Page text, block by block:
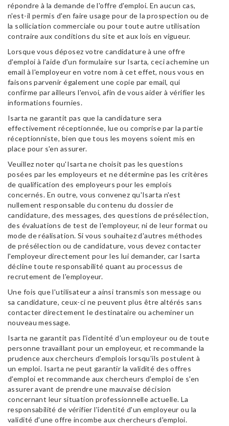
répondre à la demande de l'offre d'emploi. En aucun cas,
n'est-il permis d'en faire usage pour de la prospection ou de
la solliciation commerciale ou pour toute autre utilisation
contraire aux conditions du site et aux lois en vigueur.
Lorsque vous déposez votre candidature à une offre
d'emploi à l'aide d'un formulaire sur Isarta, ceci achemine un
email à l'employeur en votre nom à cet effet, nous vous en
faisons parvenir également une copie par email, qui
confirme par ailleurs l'envoi, afin de vous aider à vérifier les
informations fournies.
Isarta ne garantit pas que la candidature sera
effectivement réceptionnée, lue ou comprise par la partie
réceptionniste, bien que tous les moyens soient mis en
place pour s'en assurer.
Veuillez noter qu'Isarta ne choisit pas les questions
posées par les employeurs et ne détermine pas les critères
de qualification des employeurs pour les emplois
concernés. En outre, vous convenez qu'Isarta n'est
nullement responsable du contenu du dossier de
candidature, des messages, des questions de présélection,
des évaluations de test de l'employeur, ni de leur format ou
mode de réalisation. Si vous souhaitez d'autres méthodes
de présélection ou de candidature, vous devez contacter
l'employeur directement pour les lui demander, car Isarta
décline toute responsabilité quant au processus de
recrutement de l'employeur.
Une fois que l'utilisateur a ainsi transmis son message ou
sa candidature, ceux-ci ne peuvent plus être altérés sans
contacter directement le destinataire ou acheminer un
nouveau message.
Isarta ne garantit pas l'identité d'un employeur ou de toute
personne travaillant pour un employeur, et recommande la
prudence aux chercheurs d'emplois lorsqu'ils postulent à
un emploi. Isarta ne peut garantir la validité des offres
d'emploi et recommande aux chercheurs d'emploi de s'en
assurer avant de prendre une mauvaise décision
concernant leur situation professionnelle actuelle. La
responsabilité de vérifier l'identité d'un employeur ou la
validité d'une offre incombe aux chercheurs d'emploi.